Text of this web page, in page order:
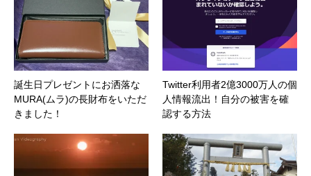
誕生日プレゼントにお洒落な
MURA(ムラ)の長財布をいただ
きました！
Twitter利用者2億3000万人の個
人情報流出！自分の被害を確
認する方法